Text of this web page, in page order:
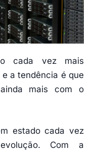
cada vez mais
a tendência é que
mais com o
estado cada vez
Com a